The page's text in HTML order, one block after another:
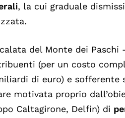
, la cui graduale
del Monte dei Paschi
(per un costo
di euro) e sofferente
motivata proprio
Caltagirone, Delfin) di